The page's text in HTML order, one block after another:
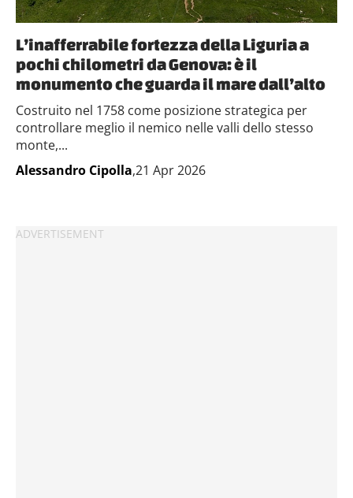
L’inafferrabile fortezza della Liguria a
pochi chilometri da Genova: è il
monumento che guarda il mare dall’alto
Costruito nel 1758 come posizione strategica per
controllare meglio il nemico nelle valli dello stesso
monte,...
Alessandro Cipolla,21 Apr 2026